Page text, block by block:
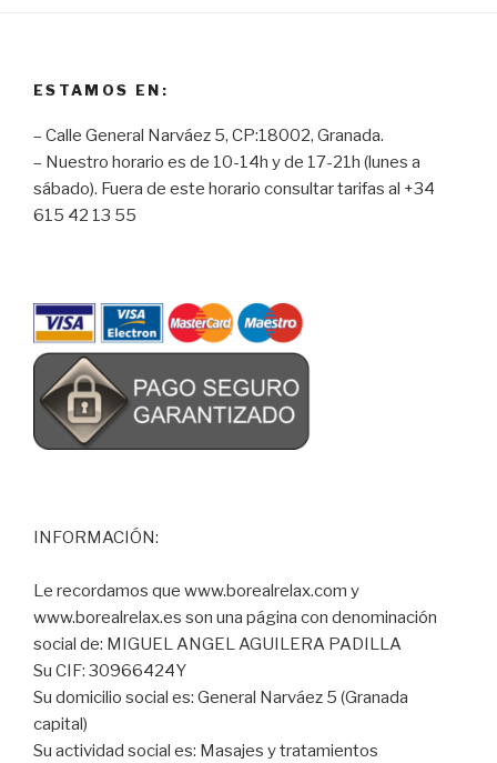
ESTAMOS EN:
– Calle General Narváez 5, CP:18002, Granada.
– Nuestro horario es de 10-14h y de 17-21h (lunes a
sábado). Fuera de este horario consultar tarifas al +34
615 42 13 55
INFORMACIÓN:
Le recordamos que www.borealrelax.com y
www.borealrelax.es son una página con denominación
social de: MIGUEL ANGEL AGUILERA PADILLA
Su CIF: 30966424Y
Su domicilio social es: General Narváez 5 (Granada
capital)
Su actividad social es: Masajes y tratamientos